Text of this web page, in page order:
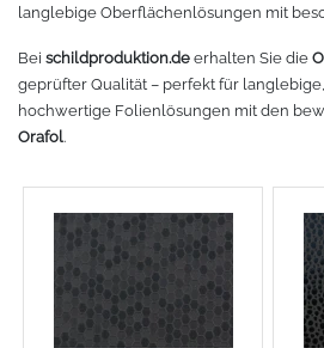
Oracal 451
Oracal 638
Spezialfolie
Gedruckte Medien
Oracal metallisierte Folien
Redsail
GCC - Expert/Puma/Jaguar
Brother
Schneide-Software
Ersatzteile
Sport
Fleece
Bodywarmer
Myrtle Beach
B&C Collektion
langlebige Oberflächenlösungen mit
Bei schildproduktion.de erhalten Sie die
geprüfter Qualität – perfekt für
hochwertige Folienlösungen mit den
Orafol.